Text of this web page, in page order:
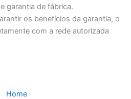
garantia de fábrica.
os benefícios da garantia, o
com a rede autorizada
Home